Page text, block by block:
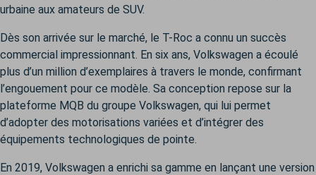
urbaine aux amateurs de SUV.
Dès son arrivée sur le marché, le T-Roc a connu un succès
commercial impressionnant. En six ans, Volkswagen a écoulé
plus d’un million d’exemplaires à travers le monde, confirmant
l’engouement pour ce modèle. Sa conception repose sur la
plateforme MQB du groupe Volkswagen, qui lui permet
d’adopter des motorisations variées et d’intégrer des
équipements technologiques de pointe.
En 2019, Volkswagen a enrichi sa gamme en lançant une version